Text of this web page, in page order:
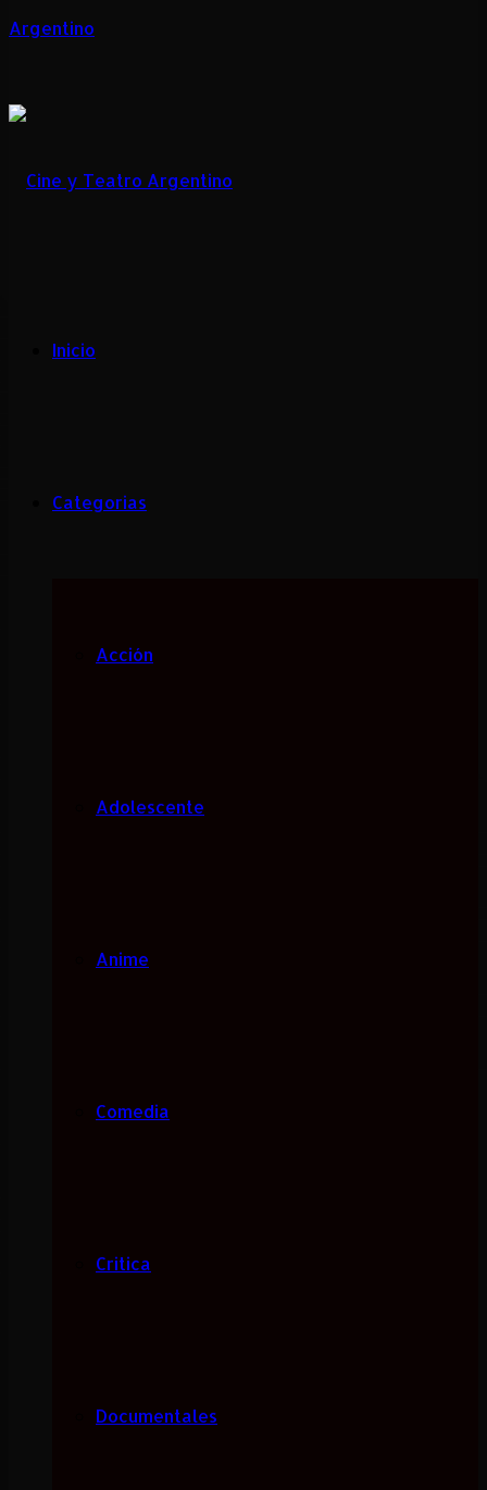
Inicio
Categorias
Acción
Adolescente
Anime
Comedia
Critica
Documentales